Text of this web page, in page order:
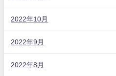
2022年10月
2022年9月
2022年8月